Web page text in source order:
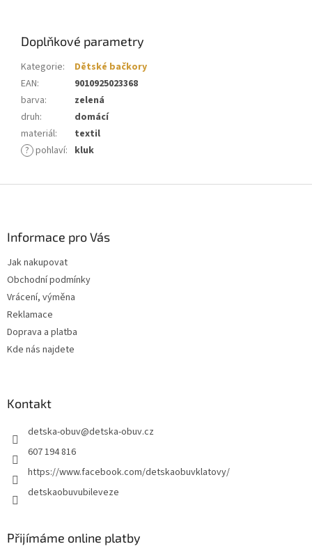
Doplňkové parametry
Kategorie:
Dětské bačkory
EAN:
9010925023368
barva:
zelená
druh:
domácí
materiál:
textil
? pohlaví: kluk
Informace pro Vás
Jak nakupovat
Obchodní podmínky
Vrácení, výměna
Reklamace
Doprava a platba
Kde nás najdete
Kontakt
detska-obuv@detska-obuv.cz
607 194 816
https://www.facebook.com/detskaobuvklatovy/
detskaobuvubileveze
Přijímáme online platby